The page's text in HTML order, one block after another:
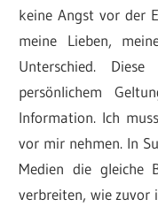
keine Angst vor der
meine Lieben,
Unterschied.
persönlichem
Information. Ich
vor mir nehmen. In
Medien die gleiche
verbreiten, wie zuvor